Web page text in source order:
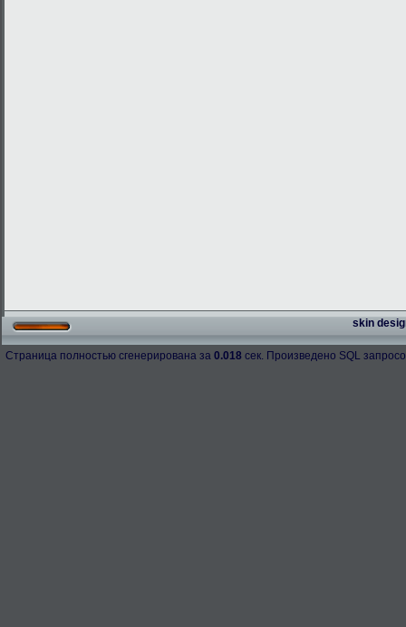
skin
Страница полностью сгенерирована за 0.018 сек. Произведено SQL